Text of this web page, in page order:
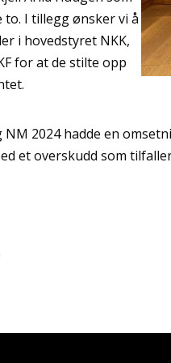
I tillegg ønsker vi å
i hovedstyret NKK,
for at de stilte opp
2024 hadde en
et overskudd som